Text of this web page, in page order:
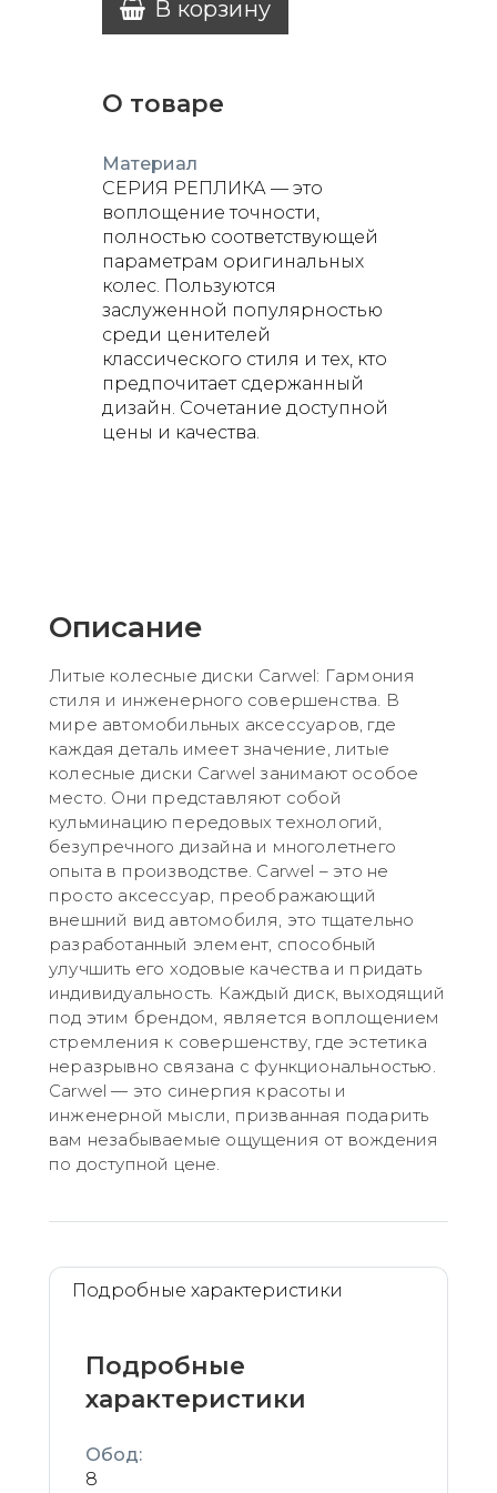
В корзину
О товаре
Материал
СЕРИЯ РЕПЛИКА — это
воплощение точности,
полностью соответствующей
параметрам оригинальных
колес. Пользуются
заслуженной популярностью
среди ценителей
классического стиля и тех, кто
предпочитает сдержанный
дизайн. Сочетание доступной
цены и качества.
Описание
Литые колесные диски Carwel: Гармония
стиля и инженерного совершенства. В
мире автомобильных аксессуаров, где
каждая деталь имеет значение, литые
колесные диски Carwel занимают особое
место. Они представляют собой
кульминацию передовых технологий,
безупречного дизайна и многолетнего
опыта в производстве. Carwel – это не
просто аксессуар, преображающий
внешний вид автомобиля, это тщательно
разработанный элемент, способный
улучшить его ходовые качества и придать
индивидуальность. Каждый диск, выходящий
под этим брендом, является воплощением
стремления к совершенству, где эстетика
неразрывно связана с функциональностью.
Carwel — это синергия красоты и
инженерной мысли, призванная подарить
вам незабываемые ощущения от вождения
по доступной цене.
Подробные характеристики
Подробные
характеристики
Обод:
8